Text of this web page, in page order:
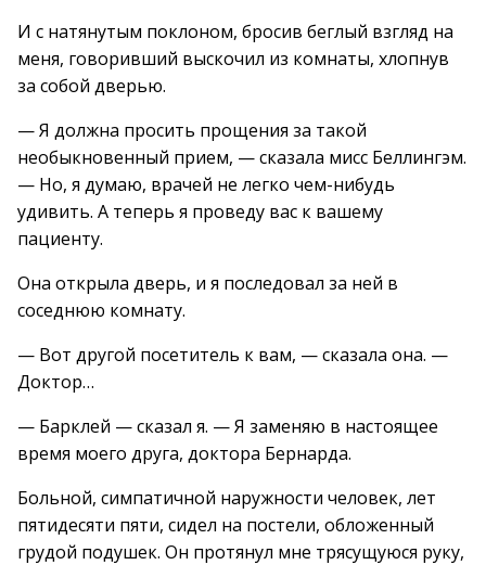
И с натянутым поклоном, бросив беглый взгляд на
меня, говоривший выскочил из комнаты, хлопнув
за собой дверью.
— Я должна просить прощения за такой
необыкновенный прием, — сказала мисс Беллингэм.
— Но, я думаю, врачей не легко чем-нибудь
удивить. А теперь я проведу вас к вашему
пациенту.
Она открыла дверь, и я последовал за ней в
соседнюю комнату.
— Вот другой посетитель к вам, — сказала она. —
Доктор…
— Барклей — сказал я. — Я заменяю в настоящее
время моего друга, доктора Бернарда.
Больной, симпатичной наружности человек, лет
пятидесяти пяти, сидел на постели, обложенный
грудой подушек. Он протянул мне трясущуюся руку,